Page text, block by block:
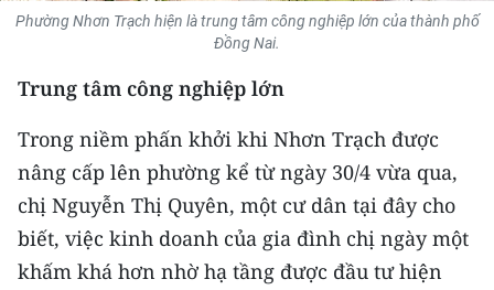
KIỂM CHỨNG THÔNG TIN
CHƯƠNG TRÌNH OCOP - MỖI XÃ
MỘT SẢN PHẨM
RADIO
Phường Nhơn Trạch hiện là trung tâm công nghiệp lớn của thành phố
Đồng Nai.
Trung tâm công nghiệp lớn
Trong niềm phấn khởi khi Nhơn Trạch được
nâng cấp lên phường kể từ ngày 30/4 vừa qua,
chị Nguyễn Thị Quyên, một cư dân tại đây cho
biết, việc kinh doanh của gia đình chị ngày một
khấm khá hơn nhờ hạ tầng được đầu tư hiện